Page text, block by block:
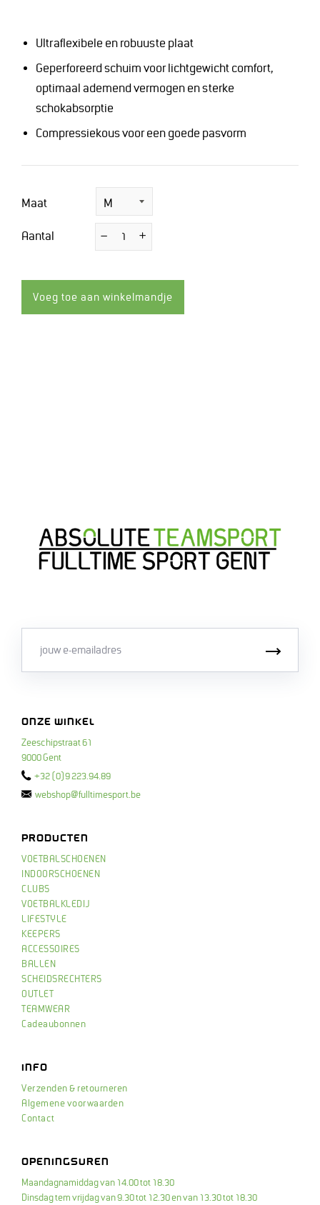
Ultraflexibele en robuuste plaat
Geperforeerd schuim voor lichtgewicht comfort,
optimaal ademend vermogen en sterke
schokabsorptie
Compressiekous voor een goede pasvorm
Maat
Aantal
met
met
Voeg toe aan winkelmandje
ONZE WINKEL
Zeeschipstraat 61
9000 Gent
+32 (0)9 223.94.89
webshop@fulltimesport.be
PRODUCTEN
VOETBALSCHOENEN
INDOORSCHOENEN
CLUBS
VOETBALKLEDIJ
LIFESTYLE
KEEPERS
ACCESSOIRES
BALLEN
SCHEIDSRECHTERS
OUTLET
TEAMWEAR
Cadeaubonnen
INFO
Verzenden & retourneren
Algemene voorwaarden
Contact
OPENINGSUREN
Maandagnamiddag van 14.00 tot 18.30
Dinsdag tem vrijdag van 9.30 tot 12.30 en van 13.30 tot 18.30